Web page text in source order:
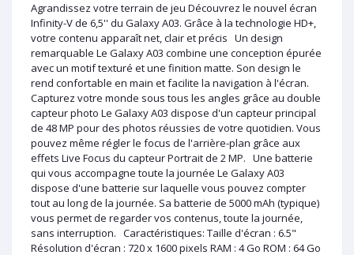
Agrandissez votre terrain de jeu Découvrez le nouvel écran
Infinity-V de 6,5'' du Galaxy A03. Grâce à la technologie HD+,
votre contenu apparaît net, clair et précis Un design
remarquable Le Galaxy A03 combine une conception épurée
avec un motif texturé et une finition matte. Son design le
rend confortable en main et facilite la navigation à l'écran.
Capturez votre monde sous tous les angles grâce au double
capteur photo Le Galaxy A03 dispose d'un capteur principal
de 48 MP pour des photos réussies de votre quotidien. Vous
pouvez même régler le focus de l'arrière-plan grâce aux
effets Live Focus du capteur Portrait de 2 MP. Une batterie
qui vous accompagne toute la journée Le Galaxy A03
dispose d'une batterie sur laquelle vous pouvez compter
tout au long de la journée. Sa batterie de 5000 mAh (typique)
vous permet de regarder vos contenus, toute la journée,
sans interruption. Caractéristiques: Taille d'écran : 6.5"
Résolution d'écran : 720 x 1600 pixels RAM : 4 Go ROM : 64 Go